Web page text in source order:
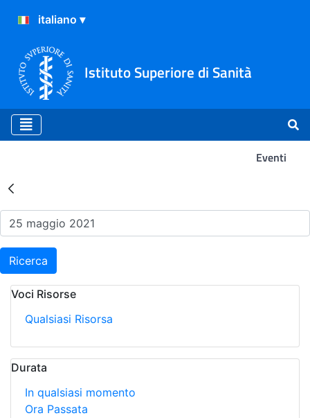
Istituto Superiore di Sanità
Eventi
Risultati della Ricerca -
Ricerca
Voci Risorse
Qualsiasi Risorsa
Durata
In qualsiasi momento
Ora Passata